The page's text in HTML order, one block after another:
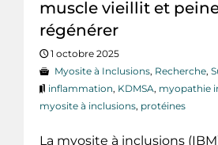
muscle vieillit et
régénérer
1 octobre 2025
Myosite à Inclusions, Recherche,
inflammation, KDMSA, myopathie
myosite à inclusions, protéines
La myosite à inclusions